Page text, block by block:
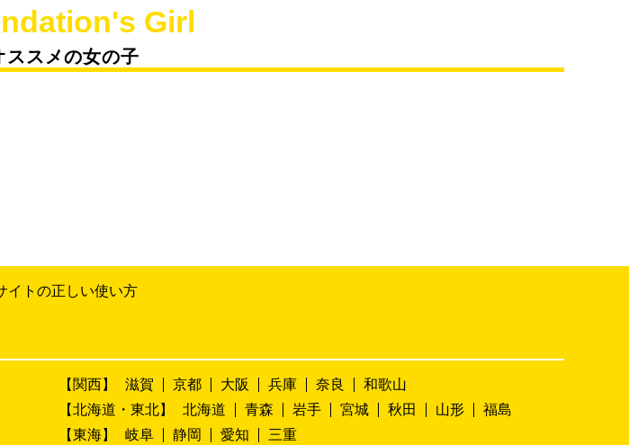
Girl
ススメの女の子
イトの正しい使い方
【関西】 滋賀 京都 大阪 兵庫 奈良
和歌山
【北海道・東北】
北海道 青森 岩手 宮城 秋田 山形
福島
【東海】
岐阜 静岡 愛知 三重